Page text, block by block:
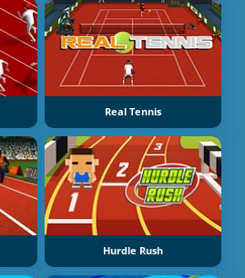
Real Tennis
Hurdle Rush